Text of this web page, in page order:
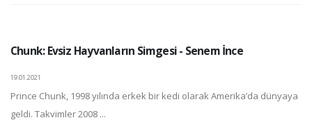
Chunk: Evsiz Hayvanların Simgesi - Senem İnce
19.01.2021
Prince Chunk, 1998 yılında erkek bir kedi olarak Amerika’da dünyaya
geldi. Takvimler 2008 ...